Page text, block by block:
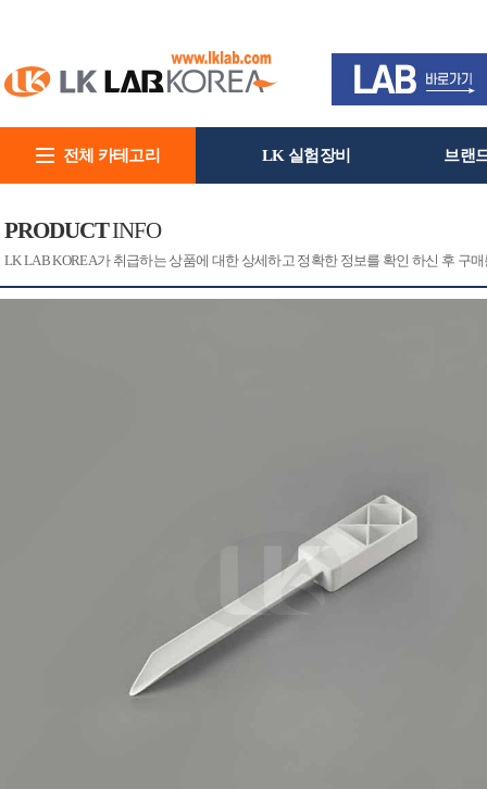
전체 카테고리 LK 실험장비 브랜
PRODUCTINFO
LK LAB KOREA가 취급하는 상품에 대한 상세하고 정확한 정보를 확인 하신 후 구